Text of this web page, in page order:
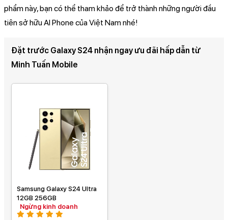
phẩm này, bạn có thể tham khảo để trở thành những người đầu
tiên sở hữu AI Phone của Việt Nam nhé!
Đặt trước Galaxy S24 nhận ngay ưu đãi hấp dẫn từ
Minh Tuấn Mobile
Samsung Galaxy S24 Ultra
12GB 256GB
Ngừng kinh doanh